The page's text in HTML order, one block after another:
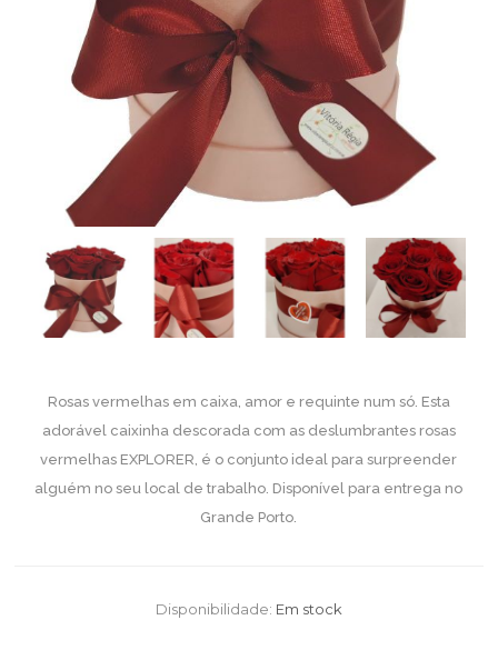
Rosas vermelhas em caixa, amor e requinte num só. Esta
adorável caixinha descorada com as deslumbrantes rosas
vermelhas EXPLORER, é o conjunto ideal para surpreender
alguém no seu local de trabalho. Disponível para entrega no
Grande Porto.
Disponibilidade: Em stock